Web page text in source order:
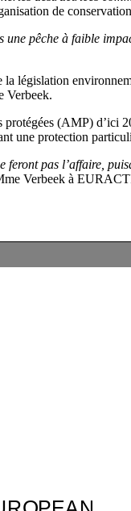
de
pêche à faible
législation
Verbeek.
(AMP)
une protection
feront pas l’affaire,
Verbeek à